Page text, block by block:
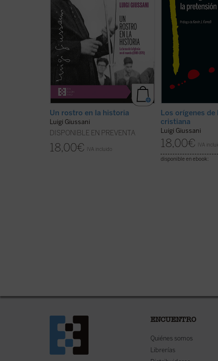
1969 y 1970, un camino de
esperanza y verdad para el
hombre contemporáneo.Un
rostro en la historia es un
documento vivo y sorprendente....
(ver ficha)
Un rostro en la historia
Luigi Giussani
DISPONIBLE EN PREVENTA
18,00€ IVA incluido
Los orígenes de la
cristiana
teológico, sino
razonable, radical
interpela la
lector: ...
Los orígenes de
cristiana
Luigi Giussani
18,00€ IVA
disponible en ebook:
ENCUENTRO
Quiénes somos
Librerías